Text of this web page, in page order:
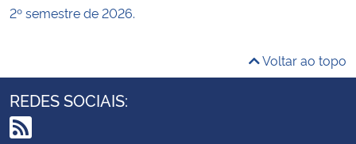
2º semestre de 2026.
Voltar ao topo
REDES SOCIAIS: